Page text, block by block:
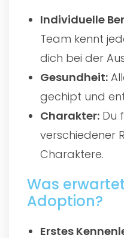
Individuelle
Team kennt
dich bei der
Gesundheit:
gechipt und
Charakter: Du
verschiedener
Charaktere.
Was
Adoption?
Erstes